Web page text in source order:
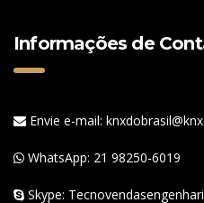
Informações de
Envie e-mail:
WhatsApp: 21 98250-6019
Skype: